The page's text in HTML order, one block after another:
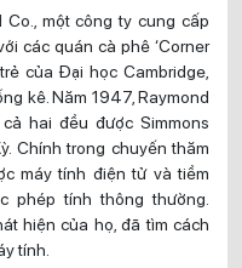
Co., một công ty cung cấp
các quán cà phê ‘Corner
của Đại học Cambridge,
kê. Năm 1947, Raymond
hai đều được Simmons
Chính trong chuyến thăm
máy tính điện tử và tiềm
phép tính thông thường.
hiện của họ, đã tìm cách
tính.